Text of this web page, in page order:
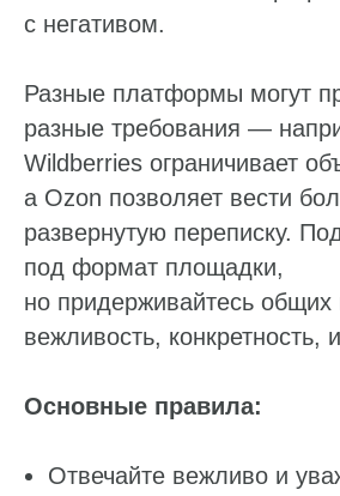
с негативом.
Разные платформы могут
разные требования —
Wildberries ограничивает
а Ozon позволяет вести
развернутую переписку.
под формат площадки,
но придерживайтесь
вежливость, конкретность,
Основные правила:
Отвечайте вежливо и